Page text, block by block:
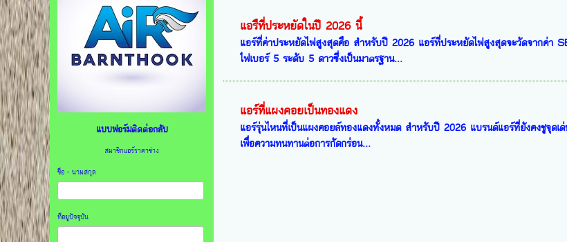
แบบฟอร์มติดต่อกลับ
สมาชิกแอร์ราคาช่าง
ชื่อ - นามสกุล
ที่อยูปัจจุบัน
แอรืที่ประหยัดในปี 2026 นี้
แอร์ที่ค่าประหยัดไฟสูงสุดคือ สำหรับปี 2026 แอร์ที่ประหยัดไฟสูงสุดจะวัดจากค่า
ไฟเบอร์ 5 ระดับ 5 ดาวซึ่งเป็นมาตรฐาน...
แอร์ที่แผงคอยเป็นทองแดง
แอร์รุ่นไหนที่เป็นแผงคอยล์ทองแดงทั้งหมด สำหรับปี 2026 แบรนด์แอร์ที่ยังคงชูจุดเ
เพื่อความทนทานต่อการกัดกร่อน...